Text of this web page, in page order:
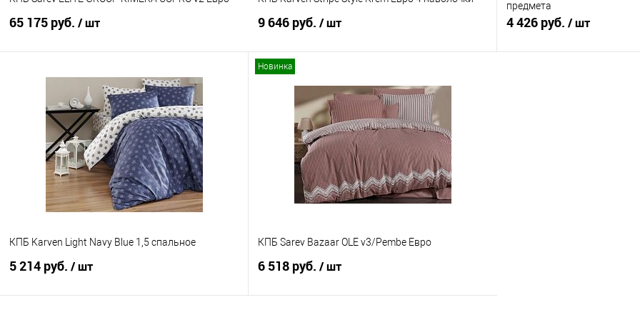
65 175 руб. / шт
В корзину
Купить в 1 клик
Сравнение
В избранное
В наличии
9 646 руб. / шт
Купить в 1 клик
Сравнение
В избранное
В наличии
предмета
4 426 руб. / шт
КПБ Karven Light Navy Blue 1,5 спальное
5 214 руб. / шт
Новинка
КПБ Sarev Bazaar OLE v3/Pembe Евро
6 518 руб. / шт